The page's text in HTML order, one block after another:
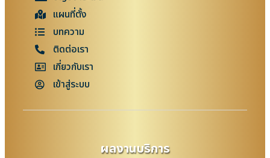
แผนที่ตั้ง
บทความ
ติดต่อเรา
เกี่ยวกับเรา
เข้าสู่ระบบ
ผลงานบริการ